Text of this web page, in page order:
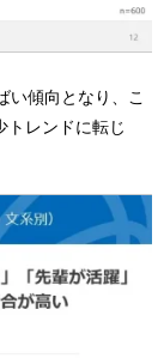
い傾向となり、こ
トレンドに転じ